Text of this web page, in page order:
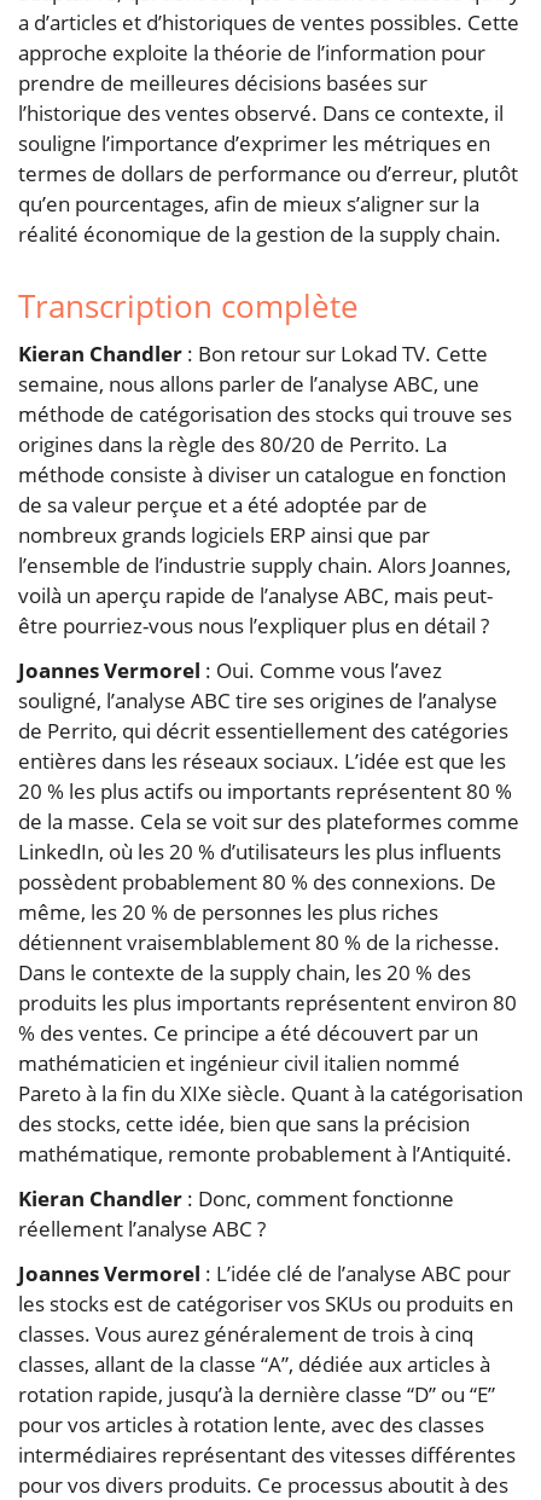
a d’articles et d’historiques de ventes possibles. Cette
approche exploite la théorie de l’information pour
prendre de meilleures décisions basées sur
l’historique des ventes observé. Dans ce contexte, il
souligne l’importance d’exprimer les métriques en
termes de dollars de performance ou d’erreur, plutôt
qu’en pourcentages, afin de mieux s’aligner sur la
réalité économique de la gestion de la supply chain.
Transcription complète
Kieran Chandler : Bon retour sur Lokad TV. Cette
semaine, nous allons parler de l’analyse ABC, une
méthode de catégorisation des stocks qui trouve ses
origines dans la règle des 80/20 de Perrito. La
méthode consiste à diviser un catalogue en fonction
de sa valeur perçue et a été adoptée par de
nombreux grands logiciels ERP ainsi que par
l’ensemble de l’industrie supply chain. Alors Joannes,
voilà un aperçu rapide de l’analyse ABC, mais peut-
être pourriez-vous nous l’expliquer plus en détail ?
Joannes Vermorel : Oui. Comme vous l’avez
souligné, l’analyse ABC tire ses origines de l’analyse
de Perrito, qui décrit essentiellement des catégories
entières dans les réseaux sociaux. L’idée est que les
20 % les plus actifs ou importants représentent 80 %
de la masse. Cela se voit sur des plateformes comme
LinkedIn, où les 20 % d’utilisateurs les plus influents
possèdent probablement 80 % des connexions. De
même, les 20 % de personnes les plus riches
détiennent vraisemblablement 80 % de la richesse.
Dans le contexte de la supply chain, les 20 % des
produits les plus importants représentent environ 80
% des ventes. Ce principe a été découvert par un
mathématicien et ingénieur civil italien nommé
Pareto à la fin du XIXe siècle. Quant à la catégorisation
des stocks, cette idée, bien que sans la précision
mathématique, remonte probablement à l’Antiquité.
Kieran Chandler : Donc, comment fonctionne
réellement l’analyse ABC ?
Joannes Vermorel : L’idée clé de l’analyse ABC pour
les stocks est de catégoriser vos SKUs ou produits en
classes. Vous aurez généralement de trois à cinq
classes, allant de la classe “A”, dédiée aux articles à
rotation rapide, jusqu’à la dernière classe “D” ou “E”
pour vos articles à rotation lente, avec des classes
intermédiaires représentant des vitesses différentes
pour vos divers produits. Ce processus aboutit à des